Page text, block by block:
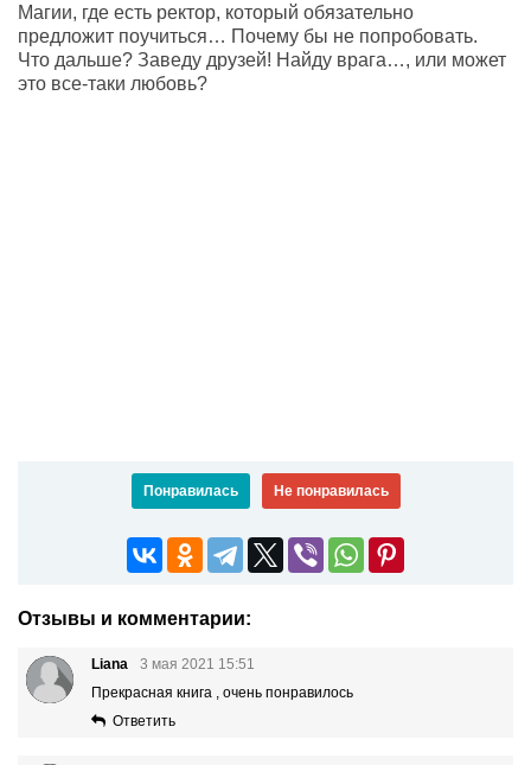
Магии, где есть ректор, который обязательно
предложит поучиться… Почему бы не попробовать.
Что дальше? Заведу друзей! Найду врага…, или может
это все-таки любовь?
Понравилась Не понравилась
Отзывы и комментарии:
Liana
3 мая 2021 15:51
Прекрасная книга , очень понравилось
Ответить